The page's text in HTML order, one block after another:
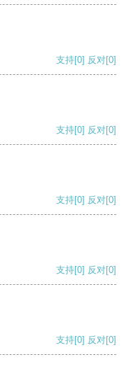
支持[0] 反对[0]
支持[0] 反对[0]
支持[0] 反对[0]
支持[0] 反对[0]
支持[0] 反对[0]